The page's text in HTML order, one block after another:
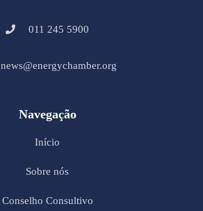
011 245 5900
news@energychamber.org
Navegação
Início
Sobre nós
Conselho Consultivo